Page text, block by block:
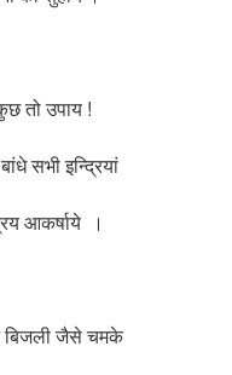
उपाय !
इन्द्रियां
।
जैसे चमके